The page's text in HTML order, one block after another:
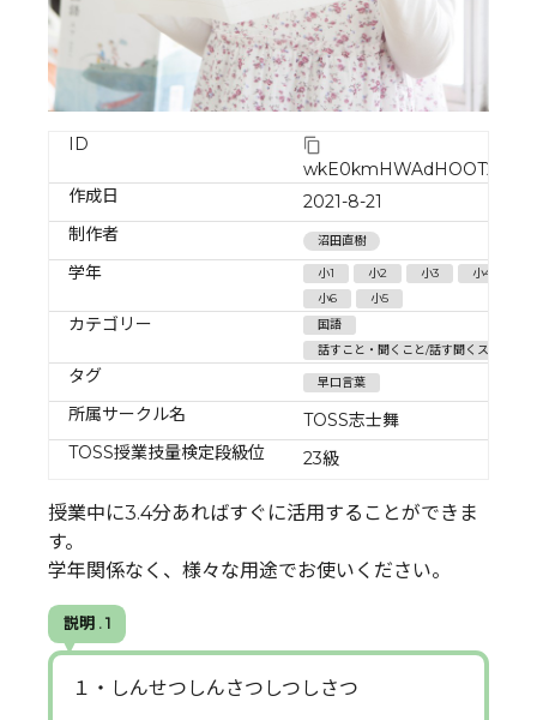
ID
作成日
2021-8-21
制作者
沼田直樹
学年 小1 小2 小3
小4
小6
小5
カテゴリー
国語
話すこと・聞くこと/話す聞くスキル
タグ 早口言葉
所属サークル名
TOSS志士舞
TOSS授業技量検定段級位
23級
授業中に3.4分あればすぐに活用することができま
す。
学年関係なく、様々な用途でお使いください。
説明 . 1
１・しんせつしんさつしつしさつ